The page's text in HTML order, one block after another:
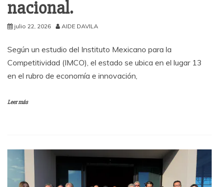
nacional.
julio 22, 2026 AIDE DAVILA
Según un estudio del Instituto Mexicano para la
Competitividad (IMCO), el estado se ubica en el lugar 13
en el rubro de economía e innovación,
Leer más